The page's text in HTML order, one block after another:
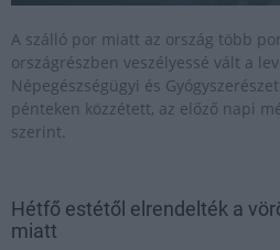
A szálló por miatt az ország több
országrészben veszélyessé vált a
Népegészségügyi és
pénteken közzétett, az előző napi
szerint.
Hétfő estétől elrendelték a
miatt